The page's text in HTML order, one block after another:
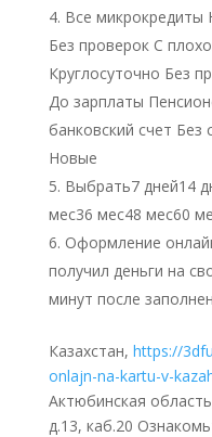
Все микрокредиты
Без проверок С
Круглосуточно Без
До зарплаты
банковский счет Без
Новые
Выбрать7 дней14
мес36 мес48 мес60
Оформление
получил деньги на
минут после
Казахстан, https://
onlajn-na-kartu-v-
Актюбинская
д.13, каб.20